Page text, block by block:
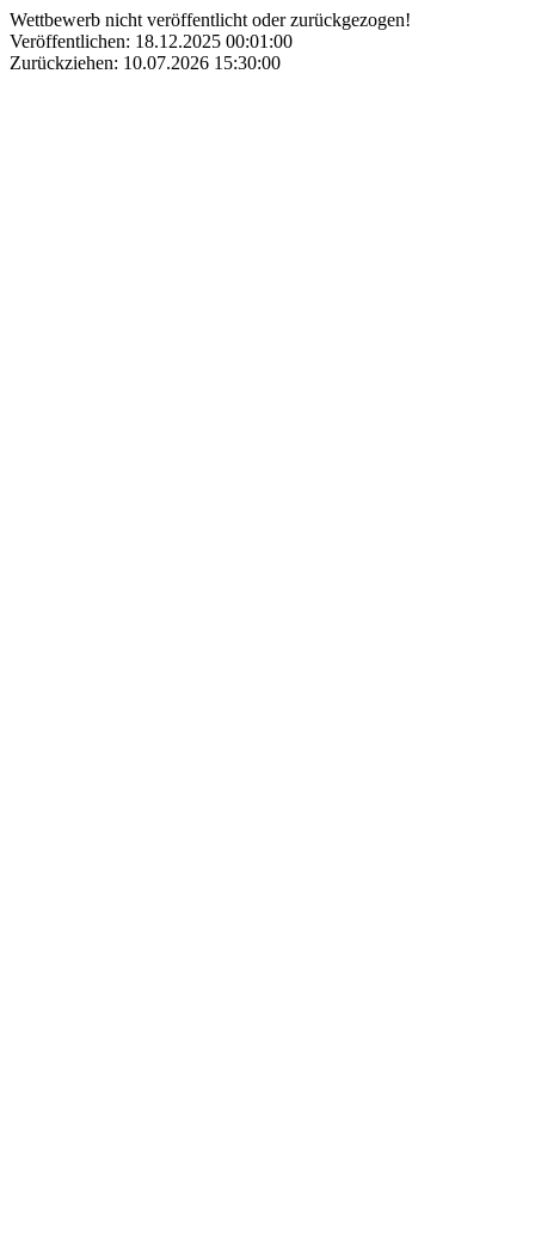
Wettbewerb nicht veröffentlicht oder zurückgezogen!
Veröffentlichen: 18.12.2025 00:01:00
Zurückziehen: 10.07.2026 15:30:00